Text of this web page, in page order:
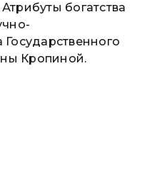
богатства
Государственного
Кропиной.